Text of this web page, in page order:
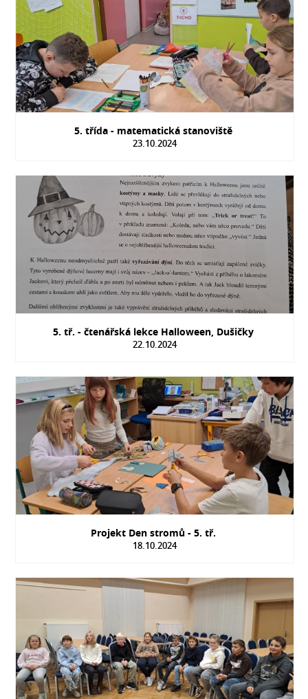
5. třída - matematická stanoviště
23.10.2024
5. tř. - čtenářská lekce Halloween, Dušičky
22.10.2024
Projekt Den stromů - 5. tř.
18.10.2024